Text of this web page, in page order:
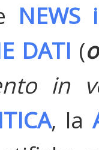
DATI (
in
, la